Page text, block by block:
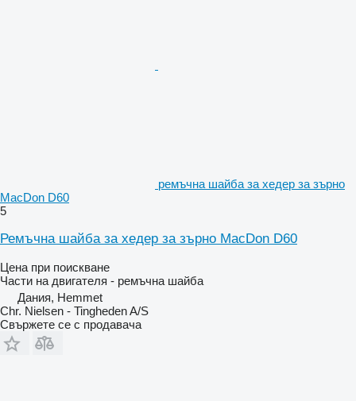
ремъчна шайба за хедер за зърно
MacDon D60
5
Ремъчна шайба за хедер за зърно MacDon D60
Цена при поискване
Части на двигателя - ремъчна шайба
Дания, Hemmet
Chr. Nielsen - Tingheden A/S
Свържете се с продавача